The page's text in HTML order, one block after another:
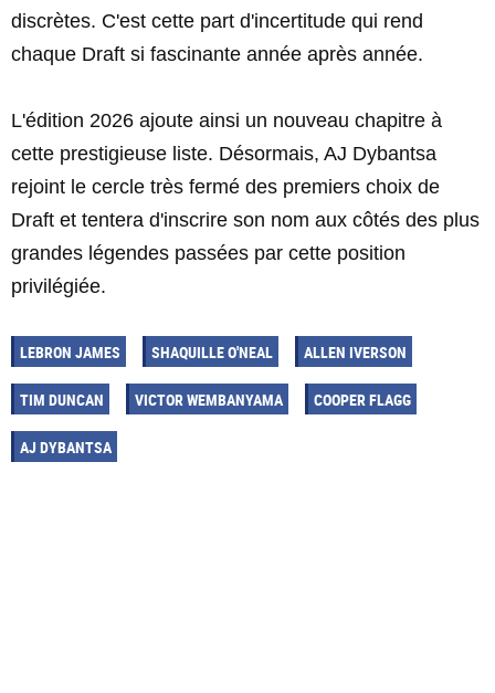
discrètes. C'est cette part d'incertitude qui rend
chaque Draft si fascinante année après année.
L'édition 2026 ajoute ainsi un nouveau chapitre à
cette prestigieuse liste. Désormais, AJ Dybantsa
rejoint le cercle très fermé des premiers choix de
Draft et tentera d'inscrire son nom aux côtés des plus
grandes légendes passées par cette position
privilégiée.
LEBRON JAMES SHAQUILLE O'NEAL ALLEN IVERSON
TIM DUNCAN VICTOR WEMBANYAMA COOPER FLAGG
AJ DYBANTSA